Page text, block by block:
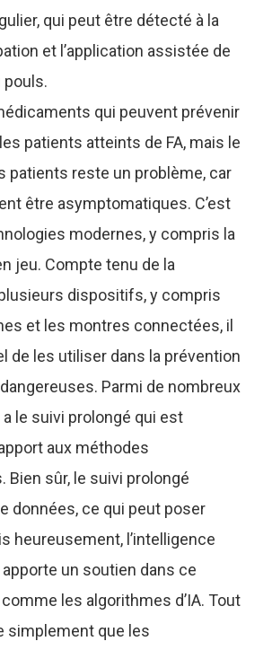
qui peut être détecté à la
et l’application assistée de
pouls.
qui peuvent prévenir
patients atteints de FA, mais le
patients reste un problème, car
être asymptomatiques. C’est
modernes, y compris la
jeu. Compte tenu de la
dispositifs, y compris
et les montres connectées, il
de les utiliser dans la prévention
Parmi de nombreux
le suivi prolongé qui est
aux méthodes
Bien sûr, le suivi prolongé
données, ce qui peut poser
heureusement, l’intelligence
un soutien dans ce
les algorithmes d’IA. Tout
simplement que les